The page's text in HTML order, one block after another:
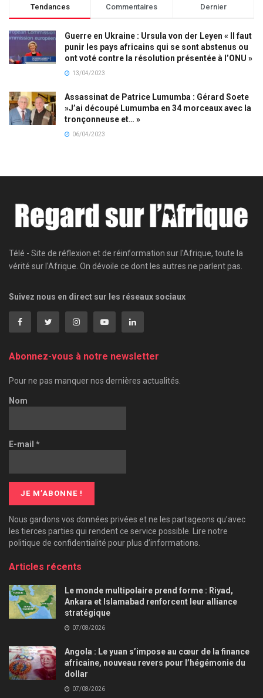
Tendances Commentaires Dernier
Guerre en Ukraine : Ursula von der Leyen « Il faut
punir les pays africains qui se sont abstenus ou
ont voté contre la résolution présentée à l’ONU »
13/04/2023
Assassinat de Patrice Lumumba : Gérard Soete
»J’ai découpé Lumumba en 34 morceaux avec la
tronçonneuse et… »
06/04/2023
Télé - Site de réflexion et de réinformation sur l'Afrique, toute la
vérité sur l'Afrique. On dévoile ce dont les autres ne parlent pas.
Suivez nous en direct sur les réseaux sociaux
Abonnez-vous à notre newsletter
Pour ne pas manquer nos dernières actualités.
Nom
E-mail *
Nous gardons vos données privées et ne les partageons qu’avec
les tierces parties qui rendent ce service possible. Lire notre
politique de confidentialité pour plus d’informations.
Articles récents
Le monde multipolaire prend forme : Riyad,
Ankara et Islamabad renforcent leur alliance
stratégique
07/08/2026
Angola : Le yuan s’impose au cœur de la finance
africaine, nouveau revers pour l’hégémonie du
dollar
07/08/2026